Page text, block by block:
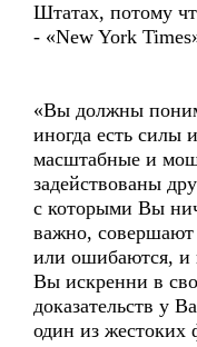
Штатах, потому
- «New York
«Вы должны
иногда есть силы
масштабные и
задействованы
с которыми Вы
важно, совершают
или ошибаются, и
Вы искренни в
доказательств у
один из жестоких